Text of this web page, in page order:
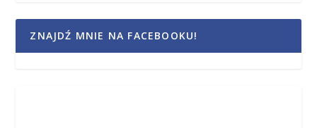
ZNAJDŹ MNIE NA FACEBOOKU!